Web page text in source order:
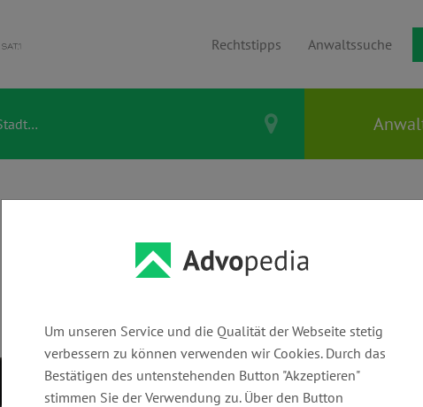
Rechtstipps Anwaltssuche
Um unseren Service und die Qualität der Webseite stetig
verbessern zu können verwenden wir Cookies. Durch das
Bestätigen des untenstehenden Button "Akzeptieren"
stimmen Sie der Verwendung zu. Über den Button